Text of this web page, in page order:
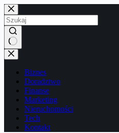
Przejdź
do
treści
Brak
wyników
Biznes
Doradztwo
Finanse
Marketing
Nieruchomości
Tech
Kontakt